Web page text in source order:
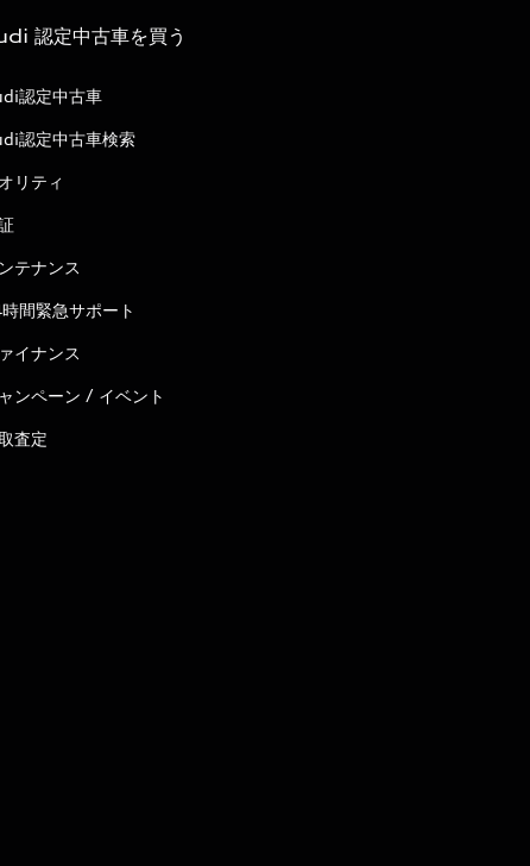
認定中古車を買う
認定中古車
認定中古車検索
リティ
テナンス
間緊急サポート
イナンス
ンペーン / イベント
査定